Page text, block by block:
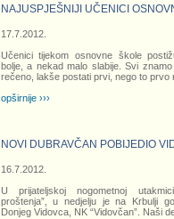
NAJUSPJEŠNIJI UČENICI
17.7.2012.
Učenici tijekom osnovne škole
bolje, a nekad malo slabije. Svi
rečeno, lakše postati prvi, nego to prvo
opširnije ›››
NOVI DUBRAVČAN POBIJEDIO
16.7.2012.
U prijateljskoj nogometnoj
proštenja”, u nedjelju je na Krbulji
Donjeg Vidovca, NK “Vidovčan”. Naši